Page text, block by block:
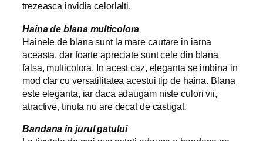
trezeasca invidia celorlalti.
Haina de blana multicolora
Hainele de blana sunt la mare cautare in iarna
aceasta, dar foarte apreciate sunt cele din blana
falsa, multicolora. In acest caz, eleganta se imbina in
mod clar cu versatilitatea acestui tip de haina. Blana
este eleganta, iar daca adaugam niste culori vii,
atractive, tinuta nu are decat de castigat.
Bandana in jurul gatului